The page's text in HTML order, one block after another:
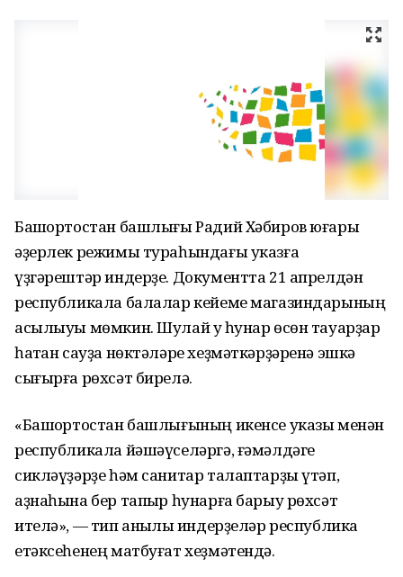
Башҡортостан башлығы Радий Хәбиров юғары
әҙерлек режимы тураһындағы указға
үҙгәрештәр индерҙе. Документта 21 апрелдән
республикала балалар кейеме магазиндарының
асылыуы мөмкин. Шулай уҡ һунар өсөн тауарҙар
һатҡан сауҙа нөктәләре хеҙмәткәрҙәренә эшкә
сығырға рөхсәт бирелә.
«Башҡортостан башлығының икенсе указы менән
республикала йәшәүселәргә, ғәмәлдәге
сикләүҙәрҙе һәм санитар талаптарҙы үтәп,
аҙнаһына бер тапҡыр һунарға барыу рөхсәт
ителә», — тип аныҡлыҡ индерҙеләр республика
етәксеһенең матбуғат хеҙмәтендә.